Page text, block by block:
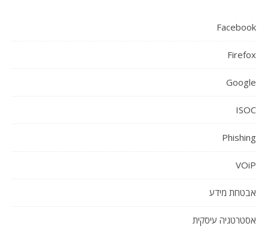
Facebook
Firefox
Google
ISOC
Phishing
VOiP
אבטחת מידע
אסטרטגיה עיסקית